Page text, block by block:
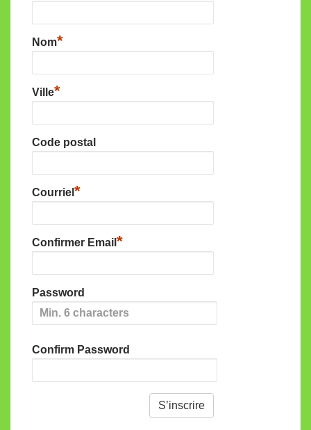
Nom*
Ville*
Code postal
Courriel *
Confirmer Email *
Password
Confirm Password